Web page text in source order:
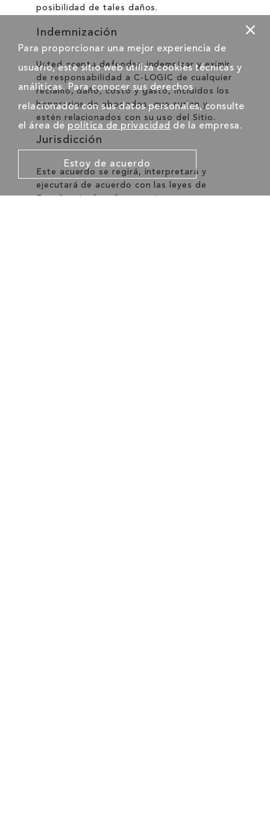
Para proporcionar una mejor experiencia de
usuario, este sitio web utiliza cookies técnicas y
análiticas. Para conocer sus derechos
relacionados con sus datos personales, consulte
el área de política de privacidad de la empresa.
Estoy de acuerdo
posibilidad de tales daños.
Indemnización
Usted acepta defender, indemnizar y eximir
de responsabilidad a C-LOGIC de cualquier
reclamo, daño, costo y gasto, incluidos los
honorarios de abogados, que surjan y
estén relacionados con su uso del Sitio.
Jurisdicción
Este acuerdo se regirá, interpretará y
ejecutará de acuerdo con las leyes de